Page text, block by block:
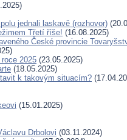
jednali laskavě (rozhovor)
Třetí říše! (16.08.2025)
České provincie
2025 (23.05.2025)
(18.05.2025)
k takovým situacím?
(15.01.2025)
Drbolovi (03.11.2024)